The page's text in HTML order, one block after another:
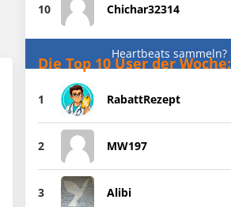
10 Chichar32314
Heartbeats sammeln?
Die Top 10 User der Woche:
1 RabattRezept
2 MW197
3 Alibi